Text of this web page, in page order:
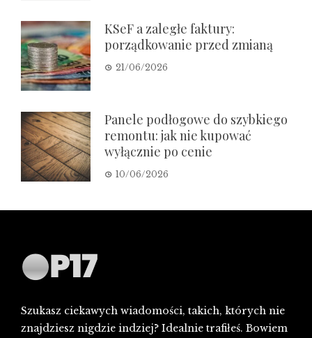
KSeF a zaległe faktury:
porządkowanie przed zmianą
21/06/2026
Panele podłogowe do szybkiego
remontu: jak nie kupować
wyłącznie po cenie
10/06/2026
Szukasz ciekawych wiadomości, takich, których nie
znajdziesz nigdzie indziej? Idealnie trafiłeś. Bowiem